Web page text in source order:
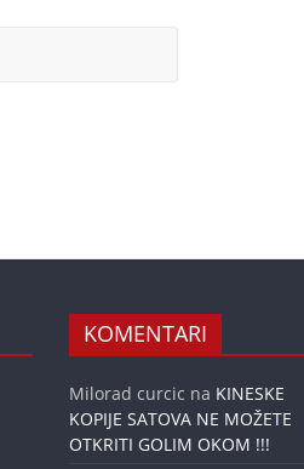
KOMENTARI
Milorad curcic na KINESKE
KOPIJE SATOVA NE MOŽETE
OTKRITI GOLIM OKOM !!!